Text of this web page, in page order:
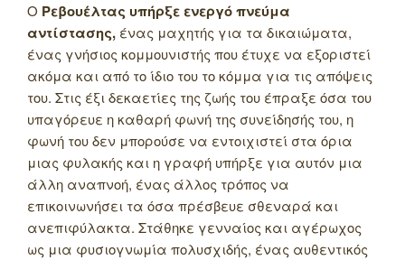
Ο Ρεβουέλτας υπήρξε ενεργό πνεύμα
αντίστασης, ένας μαχητής για τα δικαιώματα,
ένας γνήσιος κομμουνιστής που έτυχε να εξοριστεί
ακόμα και από το ίδιο του το κόμμα για τις απόψεις
του. Στις έξι δεκαετίες της ζωής του έπραξε όσα του
υπαγόρευε η καθαρή φωνή της συνείδησής του, η
φωνή του δεν μπορούσε να εντοιχιστεί στα όρια
μιας φυλακής και η γραφή υπήρξε για αυτόν μια
άλλη αναπνοή, ένας άλλος τρόπος να
επικοινωνήσει τα όσα πρέσβευε σθεναρά και
ανεπιφύλακτα. Στάθηκε γενναίος και αγέρωχος
ως μια φυσιογνωμία πολυσχιδής, ένας αυθεντικός